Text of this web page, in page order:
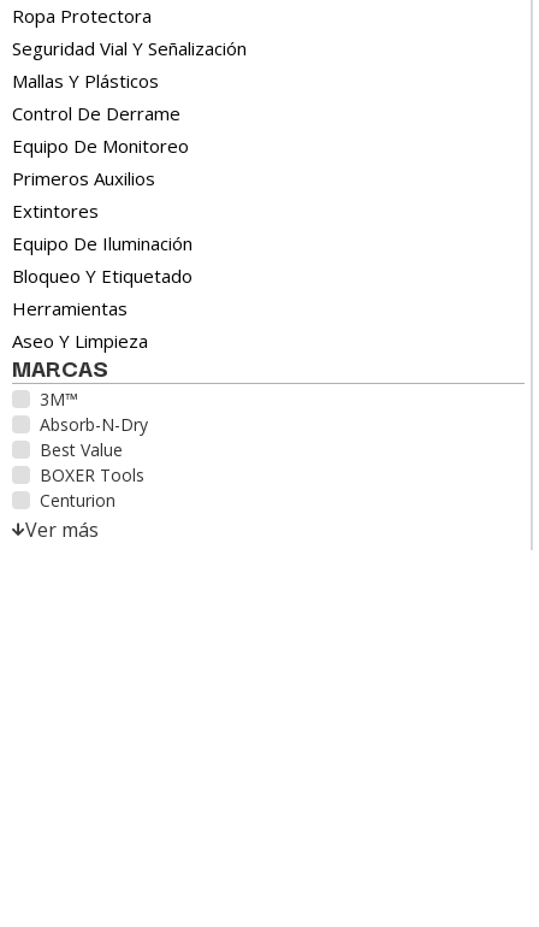
Ropa Protectora
Seguridad Vial Y Señalización
Mallas Y Plásticos
Control De Derrame
Equipo De Monitoreo
Primeros Auxilios
Extintores
Equipo De Iluminación
Bloqueo Y Etiquetado
Herramientas
Aseo Y Limpieza
MARCAS
3M™
Absorb-N-Dry
Best Value
BOXER Tools
Centurion
Ver más